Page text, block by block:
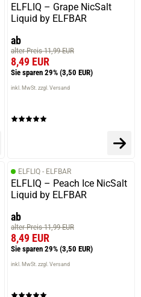
ELFLIQ – Grape NicSalt
Liquid by ELFBAR
ab
alter Preis 11,99 EUR
8,49 EUR
Sie sparen 29% (3,50 EUR)
inkl. MwSt. zzgl. Versand
ELFLIQ - ELFBAR
ELFLIQ – Peach Ice NicSalt
Liquid by ELFBAR
ab
alter Preis 11,99 EUR
8,49 EUR
Sie sparen 29% (3,50 EUR)
inkl. MwSt. zzgl. Versand